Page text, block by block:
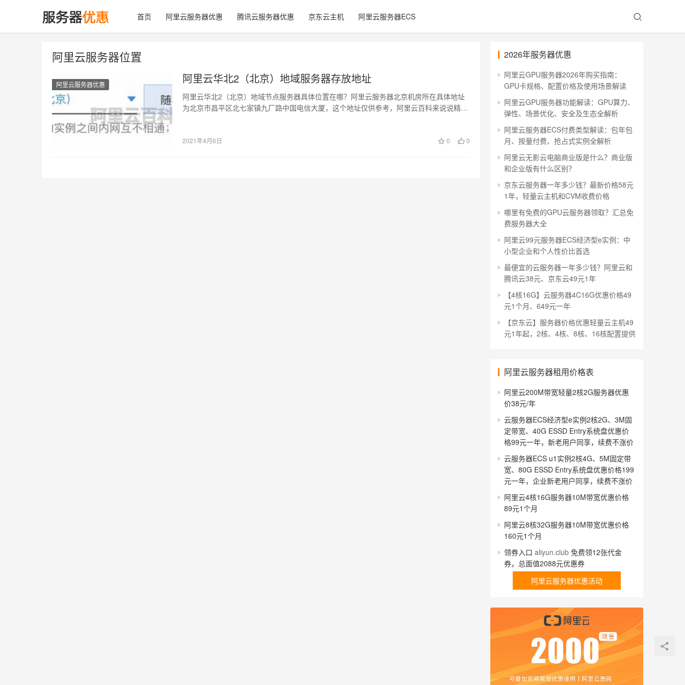
首页 阿里云服务器优惠 腾讯云服务器优惠 京东云主机 阿里云服务器ECS
阿里云服务器位置
阿里云服务器优惠 阿里云华北2（北京）地域服务器存放地址
阿里云华北2（北京）地域节点服务器具体位置在哪？阿里云服务器北京机房所在具体地址
为北京市昌平区北七家镇九厂路中国电信大厦，这个地址仅供参考，阿里云百科来说说精准
2021年4月6日 0 0
2026年服务器优惠
阿里云GPU服务器2026年购买指南：
GPU卡规格、配置价格及使用场景解读
阿里云GPU服务器功能解读：GPU算力、
弹性、场景优化、安全及生态全解析
阿里云服务器ECS付费类型解读：包年包
月、按量付费、抢占式实例全解析
阿里云无影云电脑商业版是什么？商业版
和企业版有什么区别？
京东云服务器一年多少钱？最新价格58元
1年，轻量云主机和CVM收费价格
哪里有免费的GPU云服务器领取？汇总免
费服务器大全
阿里云99元服务器ECS经济型e实例：中
小型企业和个人性价比首选
最便宜的云服务器一年多少钱？阿里云和
腾讯云38元、京东云49元1年
【4核16G】云服务器4C16G优惠价格49
元1个月、649元一年
【京东云】服务器价格优惠轻量云主机49
元1年起，2核、4核、8核、16核配置提供
阿里云服务器租用价格表
阿里云200M带宽轻量2核2G服务器优惠
价38元/年
云服务器ECS经济型e实例2核2G、3M固
定带宽、40G ESSD Entry系统盘优惠价
格99元一年，新老用户同享，续费不涨价
云服务器ECS u1实例2核4G、5M固定带
宽、80G ESSD Entry系统盘优惠价格199
元一年，企业新老用户同享，续费不涨价
阿里云4核16G服务器10M带宽优惠价格
89元1个月
阿里云8核32G服务器10M带宽优惠价格
160元1个月
领券入口 aliyun.club 免费领12张代金
券，总面值2088元优惠券
阿里云服务器优惠活动